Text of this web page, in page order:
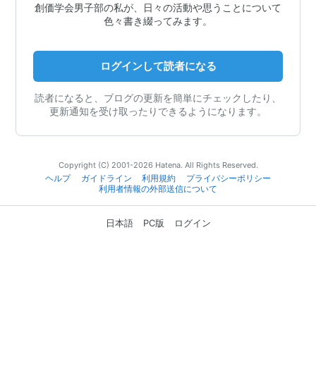
創価学会男子部の私が、日々の活動や思うことについて
色々書き綴ってみます。
ログインして読者になる
読者になると、ブログの更新を簡単にチェックしたり、
更新通知を受け取ったりできるようになります。
Copyright (C) 2001-2026 Hatena. All Rights Reserved.
ヘルプ
ガイドライン 利用規約
プライバシーポリシー
利用者情報の外部送信について
日本語 PC版 ログイン